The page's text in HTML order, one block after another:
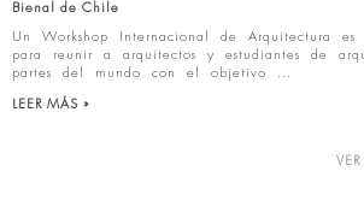
Bienal de Chile
Un Workshop Internacional de Arquitectura
para reunir a arquitectos y estudiantes de
partes del mundo con el objetivo
LEER MÁS »